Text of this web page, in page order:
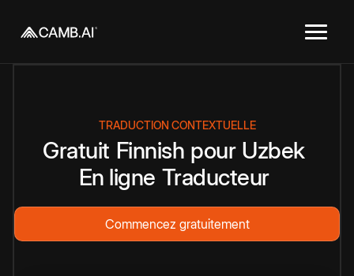
TRADUCTION CONTEXTUELLE
Gratuit Finnish pour Uzbek
En ligne Traducteur
Commencez gratuitement